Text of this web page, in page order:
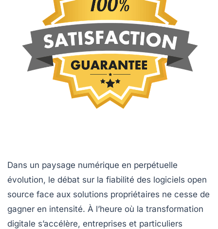
Dans un paysage numérique en perpétuelle
évolution, le débat sur la fiabilité des logiciels open
source face aux solutions propriétaires ne cesse de
gagner en intensité. À l’heure où la transformation
digitale s’accélère, entreprises et particuliers